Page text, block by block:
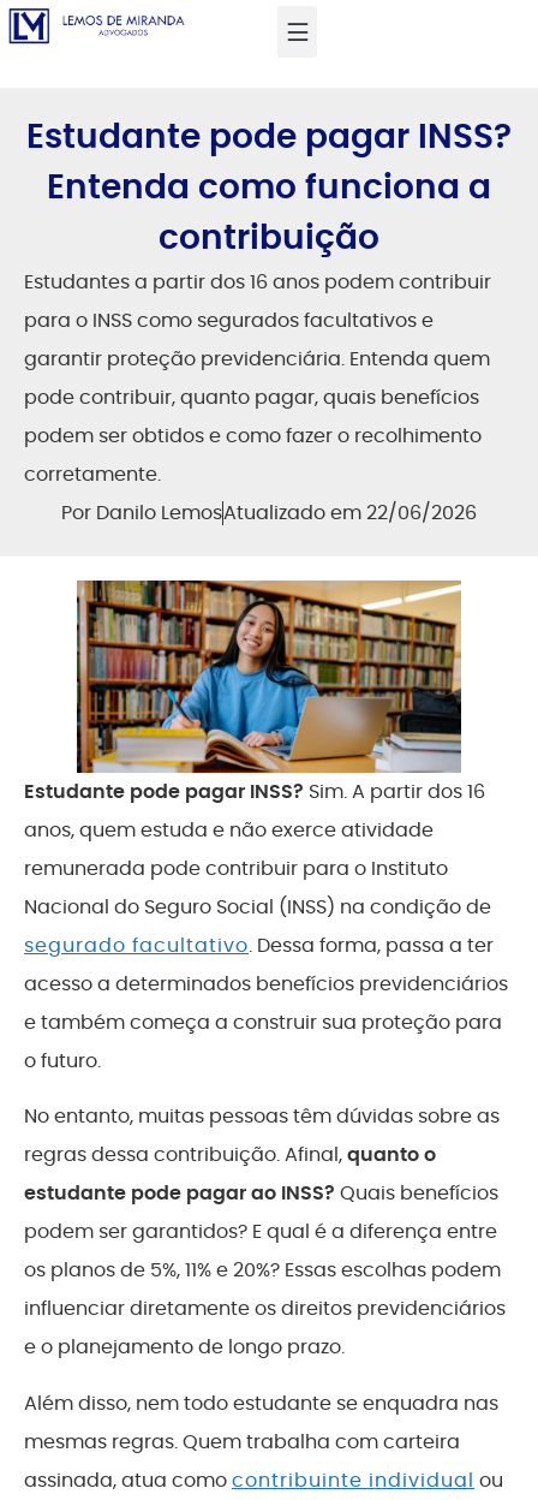
Estudante pode pagar INSS?
Entenda como funciona a
contribuição
Estudantes a partir dos 16 anos podem contribuir
para o INSS como segurados facultativos e
garantir proteção previdenciária. Entenda quem
pode contribuir, quanto pagar, quais benefícios
podem ser obtidos e como fazer o recolhimento
corretamente.
Por Danilo LemosAtualizado em 22/06/2026
Estudante pode pagar INSS? Sim. A partir dos 16
anos, quem estuda e não exerce atividade
remunerada pode contribuir para o Instituto
Nacional do Seguro Social (INSS) na condição de
segurado facultativo. Dessa forma, passa a ter
acesso a determinados benefícios previdenciários
e também começa a construir sua proteção para
o futuro.
No entanto, muitas pessoas têm dúvidas sobre as
regras dessa contribuição. Afinal,quanto o
estudante pode pagar ao INSS? Quais benefícios
podem ser garantidos? E qual é a diferença entre
os planos de 5%, 11% e 20%? Essas escolhas podem
influenciar diretamente os direitos previdenciários
e o planejamento de longo prazo.
Além disso, nem todo estudante se enquadra nas
mesmas regras. Quem trabalha com carteira
assinada, atua comocontribuinte individual ou